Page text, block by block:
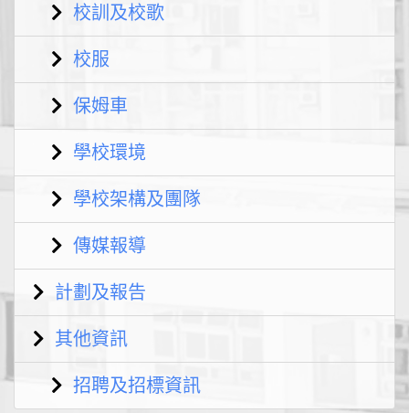
校訓及校歌
校服
保姆車
學校環境
學校架構及團隊
傳媒報導
計劃及報告
其他資訊
招聘及招標資訊